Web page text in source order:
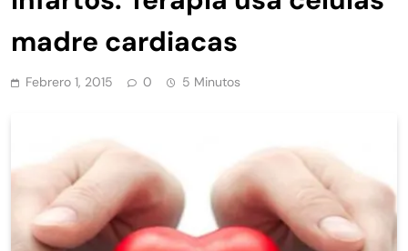
madre cardiacas
Febrero 1, 2015 0 5 Minutos